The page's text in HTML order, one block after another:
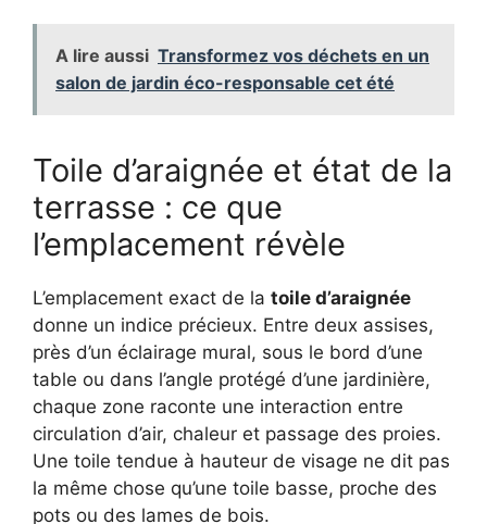
A lire aussi Transformez vos déchets en un
salon de jardin éco-responsable cet été
Toile d’araignée et état de la
terrasse : ce que
l’emplacement révèle
L’emplacement exact de la toile d’araignée
donne un indice précieux. Entre deux assises,
près d’un éclairage mural, sous le bord d’une
table ou dans l’angle protégé d’une jardinière,
chaque zone raconte une interaction entre
circulation d’air, chaleur et passage des proies.
Une toile tendue à hauteur de visage ne dit pas
la même chose qu’une toile basse, proche des
pots ou des lames de bois.